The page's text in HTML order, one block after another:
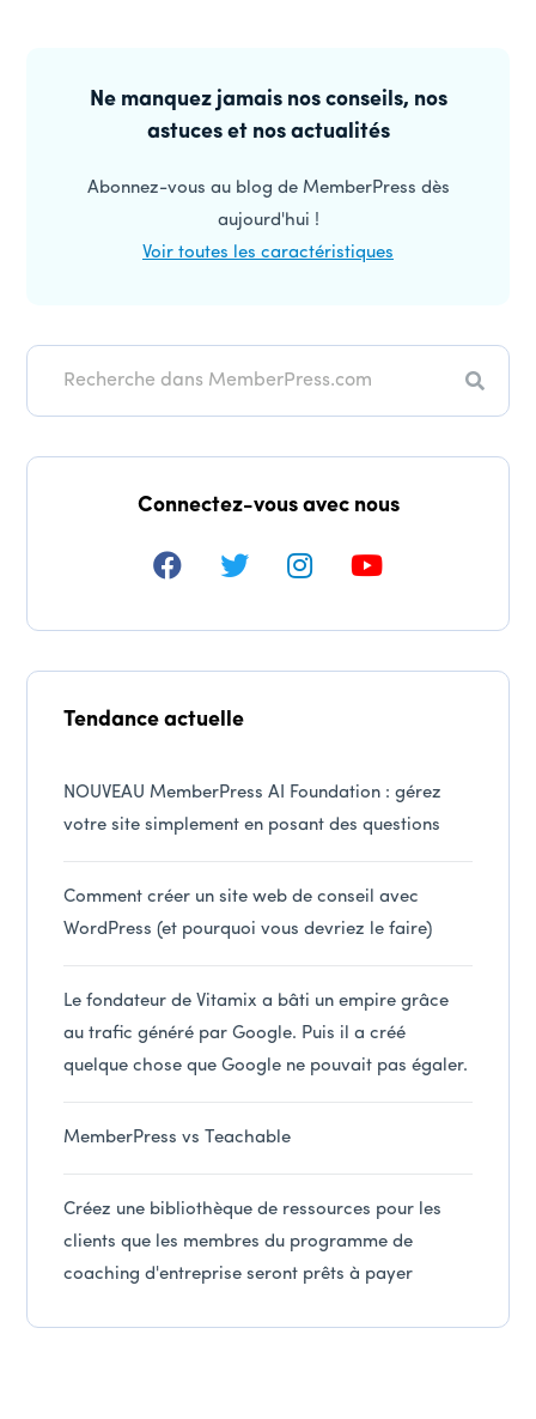
latérale
principale
Ne manquez jamais nos conseils, nos
astuces et nos actualités
Abonnez-vous au blog de MemberPress dès
aujourd'hui !
Voir toutes les caractéristiques
Connectez-vous avec nous
Tendance actuelle
NOUVEAU MemberPress AI Foundation : gérez
votre site simplement en posant des questions
Comment créer un site web de conseil avec
WordPress (et pourquoi vous devriez le faire)
Le fondateur de Vitamix a bâti un empire grâce
au trafic généré par Google. Puis il a créé
quelque chose que Google ne pouvait pas égaler.
MemberPress vs Teachable
Créez une bibliothèque de ressources pour les
clients que les membres du programme de
coaching d'entreprise seront prêts à payer